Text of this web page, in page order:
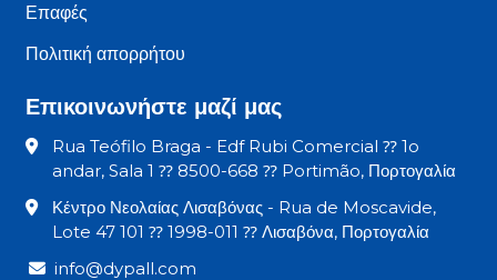
Επαφές
Πολιτική απορρήτου
Επικοινωνήστε μαζί μας
Rua Teófilo Braga - Edf Rubi Comercial ⁇ 1o
andar, Sala 1 ⁇ 8500-668 ⁇ Portimão, Πορτογαλία
Κέντρο Νεολαίας Λισαβόνας - Rua de Moscavide,
Lote 47 101 ⁇ 1998-011 ⁇ Λισαβόνα, Πορτογαλία
info@dypall.com